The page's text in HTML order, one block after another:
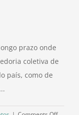
prazo onde
coletiva de
país, como de